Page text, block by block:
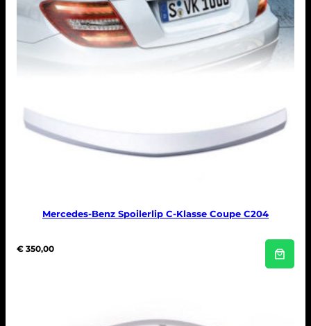
Mercedes-Benz Spoilerlip C-Klasse Coupe C204
€ 350,00